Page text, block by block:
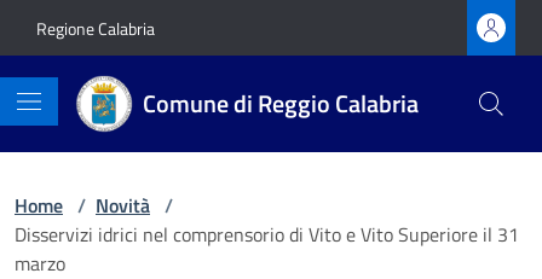
Regione Calabria
Comune di Reggio Calabria
Home / Novità /
Disservizi idrici nel comprensorio di Vito e Vito Superiore il 31
marzo